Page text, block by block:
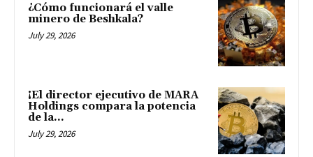
¿Cómo funcionará el valle
minero de Beshkala?
July 29, 2026
¡El director ejecutivo de MARA
Holdings compara la potencia
de la...
July 29, 2026